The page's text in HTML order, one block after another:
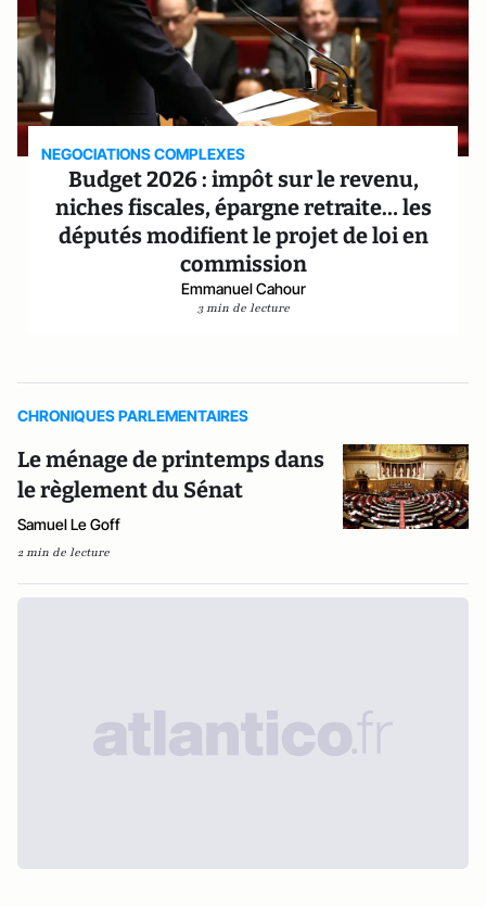
NEGOCIATIONS COMPLEXES
Budget 2026 : impôt sur le revenu,
niches fiscales, épargne retraite… les
députés modifient le projet de loi en
commission
Emmanuel Cahour
3 min de lecture
CHRONIQUES PARLEMENTAIRES
Le ménage de printemps dans
le règlement du Sénat
Samuel Le Goff
2 min de lecture